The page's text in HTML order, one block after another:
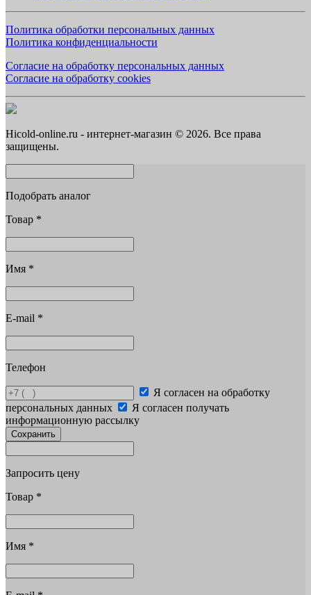
Политика обработки персональных данных
Политика конфиденциальности
Согласие на обработку персональных данных
Согласие на обработку cookies
Hicold-online.ru - интернет-магазин © 2026. Все права
защищены.
Подобрать аналог
Товар *
Имя *
E-mail *
Телефон
Я согласен на обработку
персональных данных
Я согласен получать
информационную рассылку
Сохранить
Запросить цену
Товар *
Имя *